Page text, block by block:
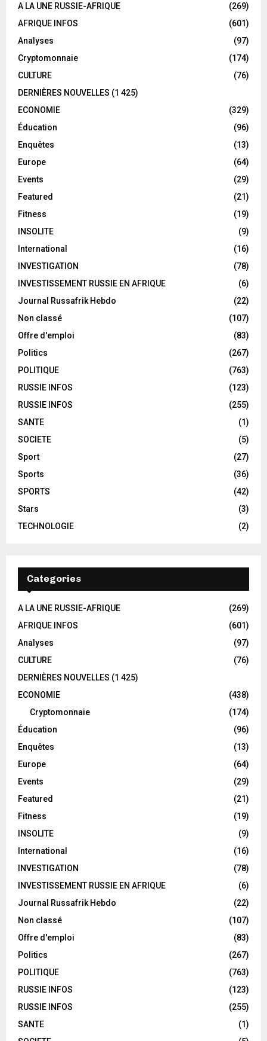
A LA UNE RUSSIE-AFRIQUE
(269)
AFRIQUE INFOS
(601)
Analyses
(97)
Cryptomonnaie
(174)
CULTURE
(76)
DERNIÈRES NOUVELLES (1 425)
ECONOMIE
(329)
Éducation
(96)
Enquêtes
(13)
Europe
(64)
Events
(29)
Featured
(21)
Fitness
(19)
INSOLITE
(9)
International
(16)
INVESTIGATION
(78)
INVESTISSEMENT RUSSIE EN AFRIQUE
(6)
Journal Russafrik Hebdo
(22)
Non classé
(107)
Offre d'emploi
(83)
Politics
(267)
POLITIQUE
(763)
RUSSIE INFOS
(123)
RUSSIE INFOS
(255)
SANTE
(1)
SOCIETE
(5)
Sport
(27)
Sports
(36)
SPORTS
(42)
Stars
(3)
TECHNOLOGIE
(2)
Categories
A LA UNE RUSSIE-AFRIQUE
(269)
AFRIQUE INFOS
(601)
Analyses
(97)
CULTURE
(76)
DERNIÈRES NOUVELLES (1 425)
ECONOMIE
(438)
Cryptomonnaie
(174)
Éducation
(96)
Enquêtes
(13)
Europe
(64)
Events
(29)
Featured
(21)
Fitness
(19)
INSOLITE
(9)
International
(16)
INVESTIGATION
(78)
INVESTISSEMENT RUSSIE EN AFRIQUE
(6)
Journal Russafrik Hebdo
(22)
Non classé
(107)
Offre d'emploi
(83)
Politics
(267)
POLITIQUE
(763)
RUSSIE INFOS
(123)
RUSSIE INFOS
(255)
SANTE
(1)